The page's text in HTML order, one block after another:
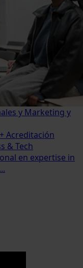
y Marketing y
Acreditación
& Tech
en expertise in